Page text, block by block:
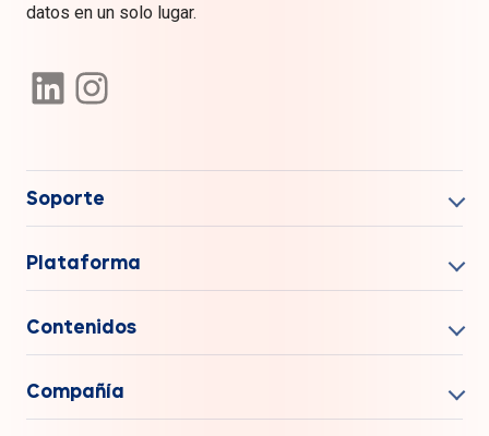
datos en un solo lugar.
Soporte
Plataforma
Contenidos
Compañía